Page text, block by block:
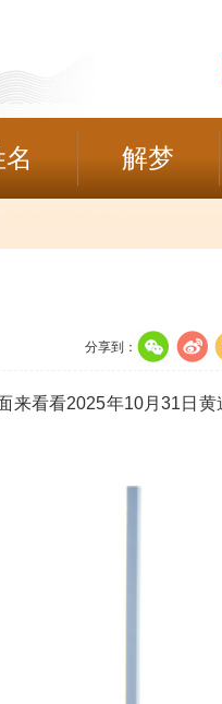
解梦
分享到：
看看2025年10月31日黄